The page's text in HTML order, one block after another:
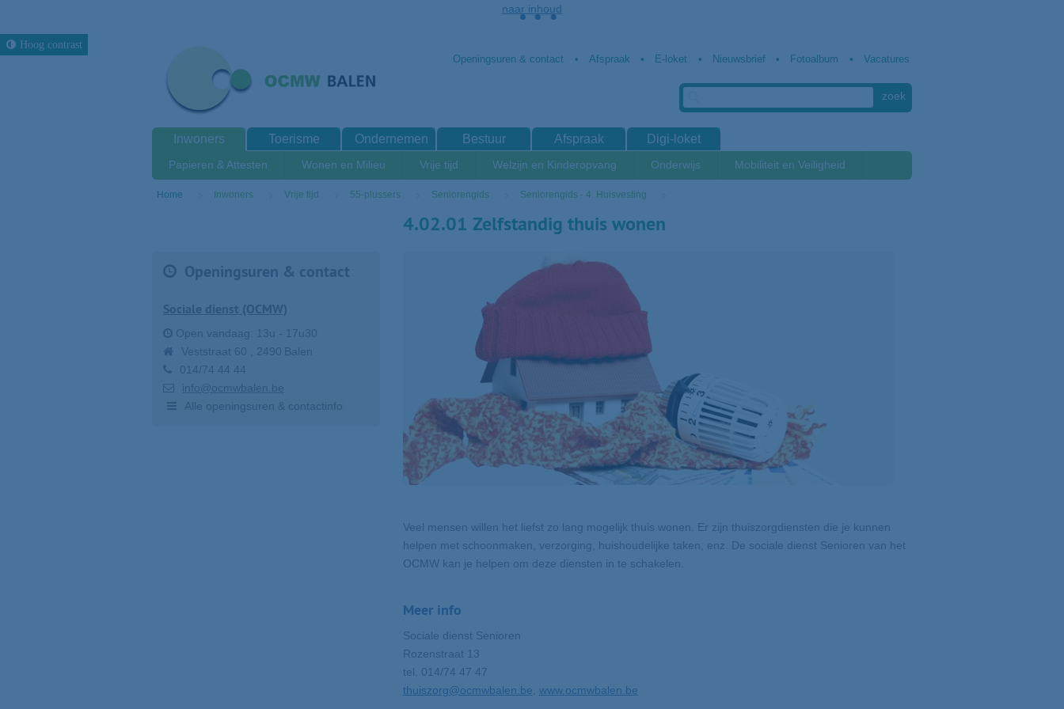
naar inhoud
Hoog contrast
Openingsuren & contact Afspraak E-loket Nieuwsbrief Fotoalbum Vacatures
Inwoners
Papieren & Attesten Wonen en Milieu Vrije tijd Welzijn en Kinderopvang Onderwijs Mobiliteit en Veiligheid
Toerisme Ondernemen Bestuur Afspraak Digi-loket
Home Inwoners Vrije tijd 55-plussers Seniorengids Seniorengids - 4. Huisvesting
4.02.01 Zelfstandig thuis wonen
Veel mensen willen het liefst zo lang mogelijk thuis wonen. Er zijn thuiszorgdiensten die je kunnen
helpen met schoonmaken, verzorging, huishoudelijke taken, enz. De sociale dienst Senioren van het
OCMW kan je helpen om deze diensten in te schakelen.
Meer info
Sociale dienst Senioren
Rozenstraat 13
tel. 014/74 47 47
thuiszorg@ocmwbalen.be www.ocmwbalen.be
Openingsuren & contact
Sociale dienst (OCMW)
Open vandaag: 13u - 17u30
Veststraat 60
2490 Balen
014/74 44 44
info@ocmwbalen.be
Alle openingsuren & contactinfo